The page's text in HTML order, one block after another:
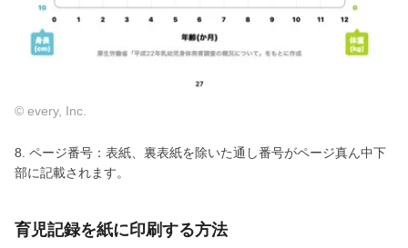
© every, Inc.
8. ページ番号：表紙、裏表紙を除いた通し番号がページ真ん中下
部に記載されます。
育児記録を紙に印刷する方法